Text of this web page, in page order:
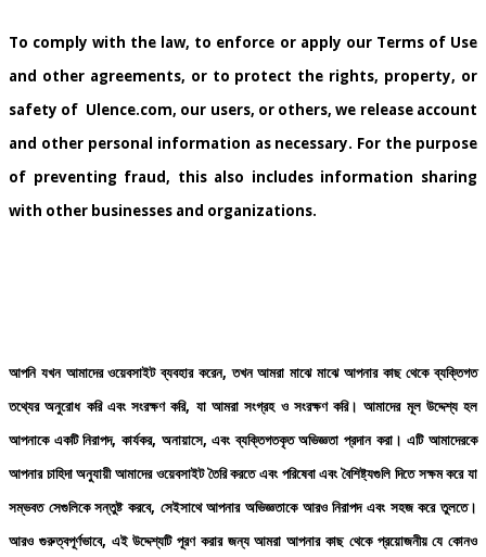
To comply with the law, to enforce or apply our Terms of Use
and other agreements, or to protect the rights, property, or
safety of Ulence.com, our users, or others, we release account
and other personal information as necessary. For the purpose
of preventing fraud, this also includes information sharing
with other businesses and organizations.
আপনি যখন আমাদের ওয়েবসাইট ব্যবহার করেন,তখন আমরা মাঝে মাঝে আপনার কাছ থেকে ব্যক্তিগত
তথ্যের অনুরোধ করি এবং সংরক্ষণ করি, যা আমরা সংগ্রহ ও সংরক্ষণ করি। আমাদের মূল উদ্দেশ্য হল
আপনাকে একটি নিরাপদ, কার্যকর, অনায়াসে,এবং ব্যক্তিগতকৃত অভিজ্ঞতা প্রদান করা। এটি আমাদেরকে
আপনার চাহিদা অনুযায়ী আমাদের ওয়েবসাইট তৈরি করতে এবং পরিষেবা এবং বৈশিষ্ট্যগুলি দিতে সক্ষম করে যা
সম্ভবত সেগুলিকে সন্তুষ্ট করবে, সেইসাথে আপনার অভিজ্ঞতাকে আরও নিরাপদ এবং সহজ করে তুলতে।
আরও গুরুত্বপূর্ণভাবে, এই উদ্দেশ্যটি পূরণ করার জন্য আমরা আপনার কাছ থেকে প্রয়োজনীয় যে কোনও